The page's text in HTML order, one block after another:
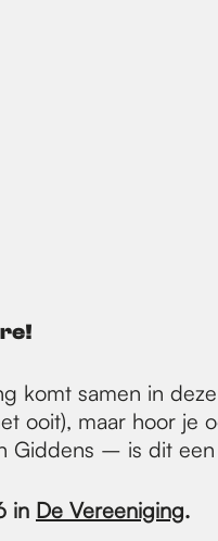
komt samen in
ooit), maar hoor
Giddens – is dit
in De Vereeniging.